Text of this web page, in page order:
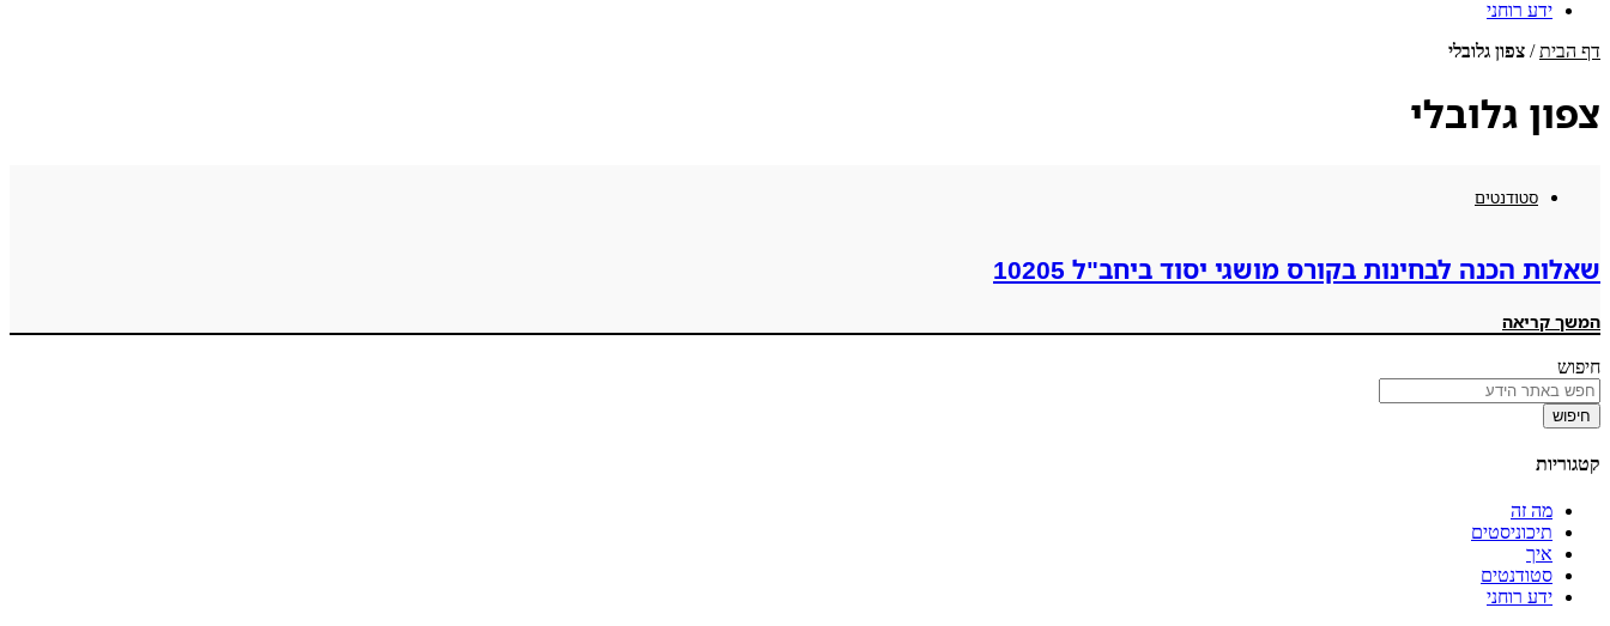
ידע רוחני
דף הבית/ צפון גלובלי
צפון גלובלי
סטודנטים
שאלות הכנה לבחינות בקורס מושגי יסוד ביחב"ל 10205
המשך קריאה
חיפוש
חיפוש
קטגוריות
מה זה
תיכוניסטים
איך
סטודנטים
ידע רוחני